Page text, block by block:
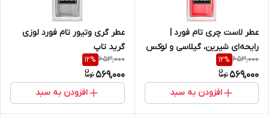
عطر لاست چری تام فورد |
رایحه‌ای شیرین، گیلاسی و لوکس
653,000
12%
569,000
افزودن به سبد
عطر گری وتیور تام فورد لوزی
گرید تاپ
653,000
12%
569,000
افزودن به سبد